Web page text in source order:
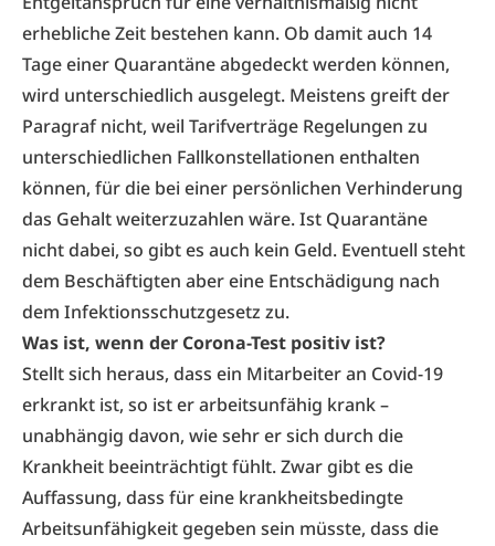
erhebliche Zeit bestehen kann. Ob damit auch 14
Tage einer Quarantäne abgedeckt werden können,
wird unterschiedlich ausgelegt. Meistens greift der
Paragraf nicht, weil Tarifverträge Regelungen zu
unterschiedlichen Fallkonstellationen enthalten
können, für die bei einer persönlichen Verhinderung
das Gehalt weiterzuzahlen wäre. Ist Quarantäne
nicht dabei, so gibt es auch kein Geld. Eventuell steht
dem Beschäftigten aber eine Entschädigung nach
dem Infektionsschutzgesetz zu.
Was ist, wenn der Corona-Test positiv ist?
Stellt sich heraus, dass ein Mitarbeiter an Covid-19
erkrankt ist, so ist er arbeitsunfähig krank –
unabhängig davon, wie sehr er sich durch die
Krankheit beeinträchtigt fühlt. Zwar gibt es die
Auffassung, dass für eine krankheitsbedingte
Arbeitsunfähigkeit gegeben sein müsste, dass die